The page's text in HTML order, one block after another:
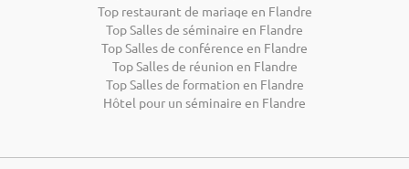
Top restaurant de mariage en Flandre
Top Salles de séminaire en Flandre
Top Salles de conférence en Flandre
Top Salles de réunion en Flandre
Top Salles de formation en Flandre
Hôtel pour un séminaire en Flandre